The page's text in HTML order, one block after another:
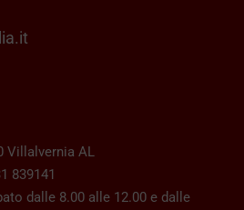
Villalvernia AL
839141
dalle 8.00 alle 12.00 e dalle